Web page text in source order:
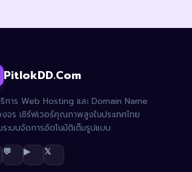
PitlokDD.Com
การ Web Hosting และ Domain Name
จร เซิร์ฟเวอร์คุณภาพสูงในประเทศไทย
ะบบจัดการอัตโนมัติเต็มรูปแบบ
💬 ▶ 𝕏